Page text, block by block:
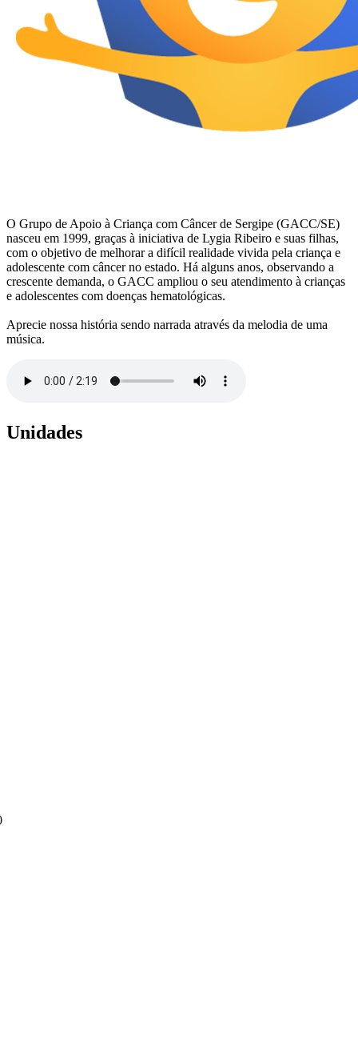
O Grupo de Apoio à Criança com Câncer de Sergipe (GACC/SE)
nasceu em 1999, graças à iniciativa de Lygia Ribeiro e suas filhas,
com o objetivo de melhorar a difícil realidade vivida pela criança e
adolescente com câncer no estado. Há alguns anos, observando a
crescente demanda, o GACC ampliou o seu atendimento à crianças
e adolescentes com doenças hematológicas.
Aprecie nossa história sendo narrada através da melodia de uma
música.
Unidades